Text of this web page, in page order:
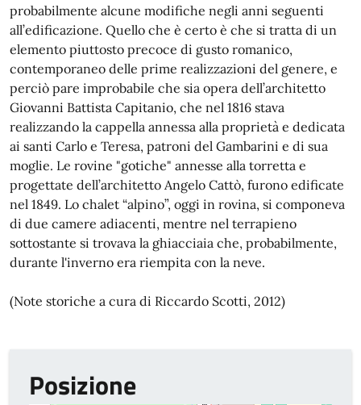
probabilmente alcune modifiche negli anni seguenti
all’edificazione. Quello che è certo è che si tratta di un
elemento piuttosto precoce di gusto romanico,
contemporaneo delle prime realizzazioni del genere, e
perciò pare improbabile che sia opera dell’architetto
Giovanni Battista Capitanio, che nel 1816 stava
realizzando la cappella annessa alla proprietà e dedicata
ai santi Carlo e Teresa, patroni del Gambarini e di sua
moglie. Le rovine "gotiche" annesse alla torretta e
progettate dell’architetto Angelo Cattò, furono edificate
nel 1849. Lo chalet “alpino”, oggi in rovina, si componeva
di due camere adiacenti, mentre nel terrapieno
sottostante si trovava la ghiacciaia che, probabilmente,
durante l'inverno era riempita con la neve.
(Note storiche a cura di Riccardo Scotti, 2012)
Posizione